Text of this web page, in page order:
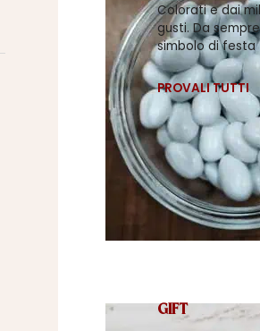
Colorati e dai
gusti. Da sempre
simbolo di festa
PROVALI TUTTI
GIFT